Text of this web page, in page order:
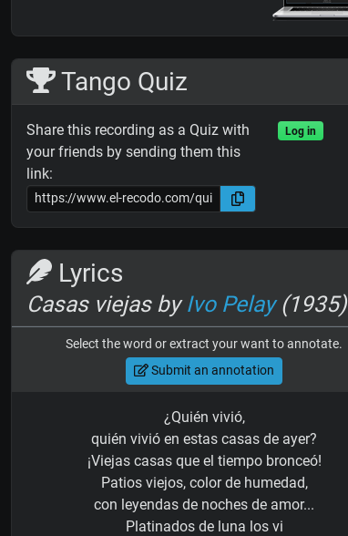
Tango Quiz
Share this recording as a Quiz with
your friends by sending them this
link:
Log in
Lyrics
Casas viejas byIvo Pelay(1935)
Select the word or extract your want to annotate.
Submit an annotation
¿Quién vivió,
quién vivió en estas casas de ayer?
¡Viejas casas que el tiempo bronceó!
Patios viejos, color de humedad,
con leyendas de noches de amor...
Platinados de luna los vi